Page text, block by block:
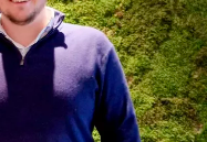
kontor
apputvikling